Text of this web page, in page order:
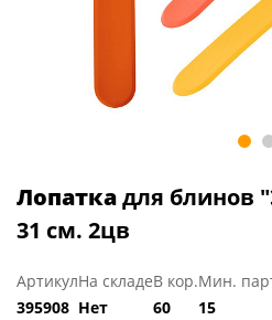
Лопаткадля блинов
31 см. 2цв
Артикул
395908
На складе
Нет
В кор.
60
Мин.
15